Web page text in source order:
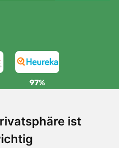
ist
97%
kostenlos
Bestellungen über 80 EUR